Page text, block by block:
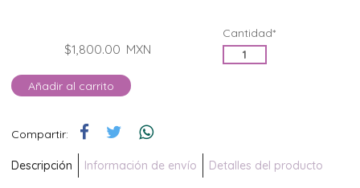
$1,800.00 MXN
Cantidad*
Añadir al carrito
Compartir:
Descripción Información de envío Detalles del producto